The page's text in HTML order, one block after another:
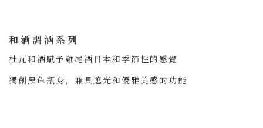
和酒調酒系列
杜瓦和酒賦予雞尾酒日本和季節性的感覺
獨創黑色瓶身，兼具遮光和優雅美感的功能